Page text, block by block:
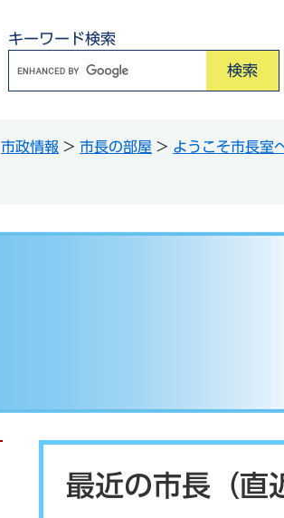
キーワード検索
l
タ
市政情報 > 市長の部屋 > ようこそ市長室
最近の市長（直